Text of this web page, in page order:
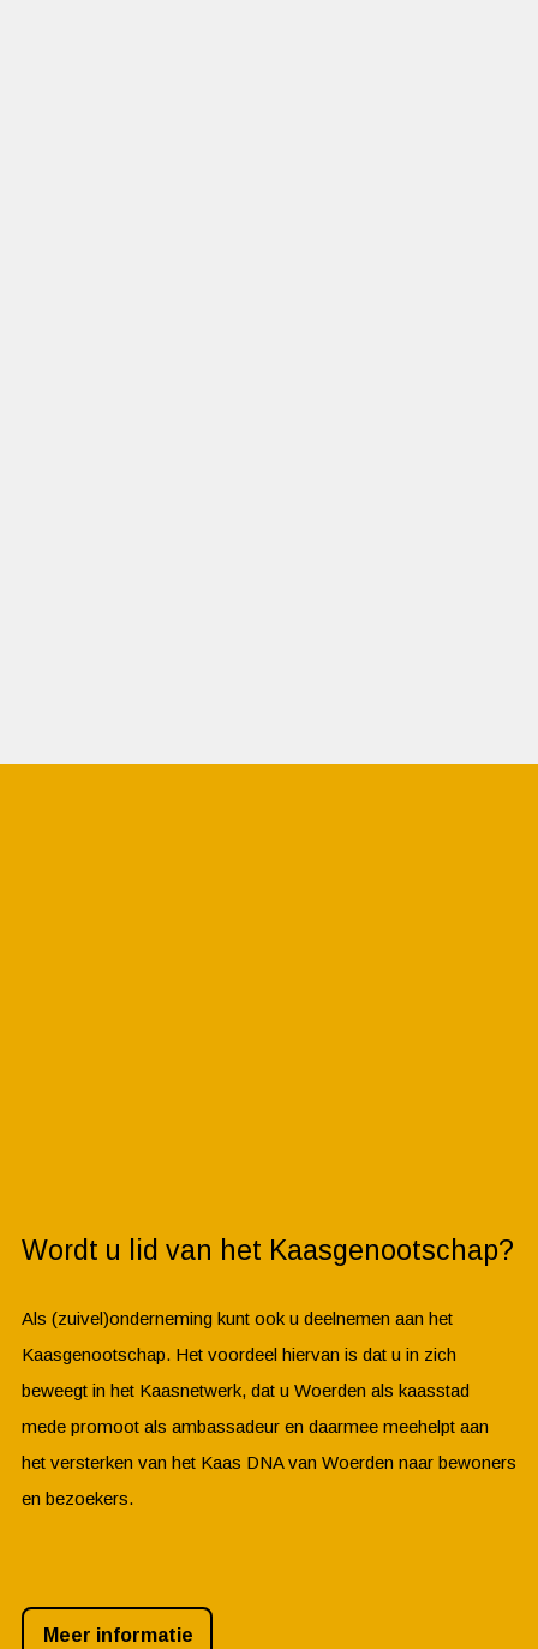
Wordt u lid van het Kaasgenootschap?
Als (zuivel)onderneming kunt ook u deelnemen aan het
Kaasgenootschap. Het voordeel hiervan is dat u in zich
beweegt in het Kaasnetwerk, dat u Woerden als kaasstad
mede promoot als ambassadeur en daarmee meehelpt aan
het versterken van het Kaas DNA van Woerden naar bewoners
en bezoekers.
Meer informatie